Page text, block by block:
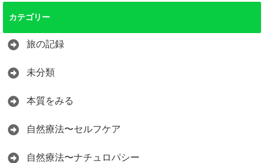
カテゴリー
旅の記録
未分類
本質をみる
自然療法〜セルフケア
自然療法〜ナチュロパシー